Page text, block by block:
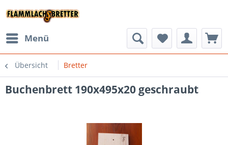
Menü
Übersicht Bretter
Buchenbrett 190x495x20 geschraubt